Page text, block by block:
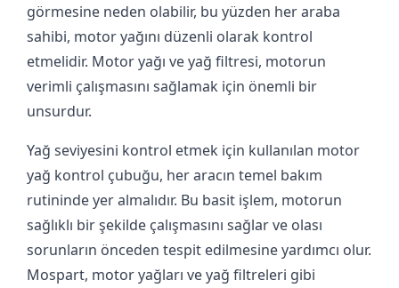
görmesine neden olabilir, bu yüzden her araba
sahibi, motor yağını düzenli olarak kontrol
etmelidir. Motor yağı ve yağ filtresi, motorun
verimli çalışmasını sağlamak için önemli bir
unsurdur.
Yağ seviyesini kontrol etmek için kullanılan motor
yağ kontrol çubuğu, her aracın temel bakım
rutininde yer almalıdır. Bu basit işlem, motorun
sağlıklı bir şekilde çalışmasını sağlar ve olası
sorunların önceden tespit edilmesine yardımcı olur.
Mospart, motor yağları ve yağ filtreleri gibi